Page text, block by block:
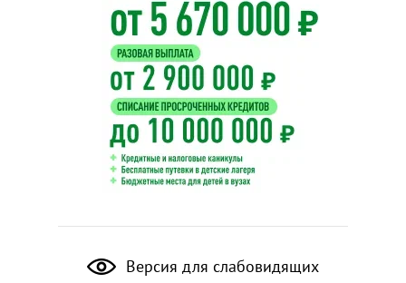
Версия для слабовидящих